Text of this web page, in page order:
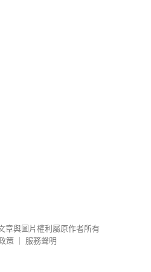
章與圖片權利屬原作者所有
策
服務聲明